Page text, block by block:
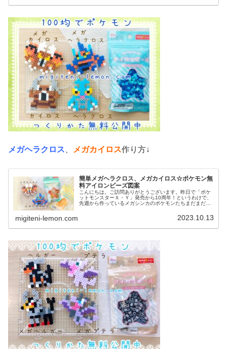
メガヘラクロス メガカイロス作り方↓
簡単メガヘラクロス、メガカイロス☆ポケモン無
料アイロンビーズ図案
こんにちは。ご訪問ありがとうございます。昨日で「ポケ
ットモンスターＸ・Ｙ」発売から10周年！というわけで、
先週から作っているメガシンカのポケモンたちまだまだ作
migiteni-lemon.com 2023.10.13